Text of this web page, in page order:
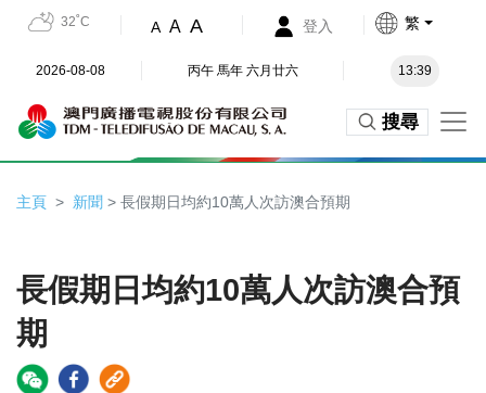
32˚C A A A 登入 繁
2026-08-08 丙午 馬年 六月廿六 13:39
搜尋
主頁 新聞 > 長假期日均約10萬人次訪澳合預期
長假期日均約10萬人次訪澳合預
期